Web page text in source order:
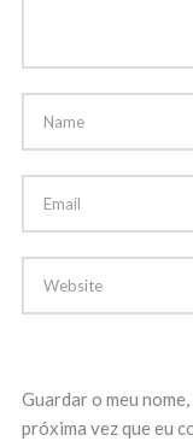
Guardar o meu
próxima vez que eu